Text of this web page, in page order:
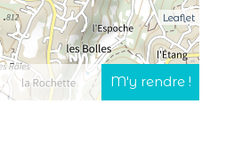
Leaflet